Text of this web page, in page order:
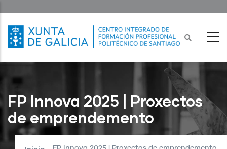
contido
principal
FP Innova 2025 | Proxectos
de emprendemento